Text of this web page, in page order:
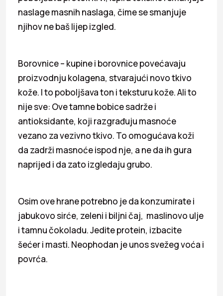
naslage masnih naslaga, čime se smanjuje
njihov ne baš lijep izgled.
Borovnice – kupine i borovnice povećavaju
proizvodnju kolagena, stvarajući novo tkivo
kože. I to poboljšava ton i teksturu kože. Ali to
nije sve: Ove tamne bobice sadrže i
antioksidante, koji razgrađuju masnoće
vezano za vezivno tkivo. To omogućava koži
da zadrži masnoće ispod nje, a ne da ih gura
naprijed i da zato izgledaju grubo.
Osim ove hrane potrebno je da konzumirate i
jabukovo sirće, zeleni i biljni čaj, maslinovo ulje
i tamnu čokoladu. Jedite protein, izbacite
šećer i masti. Neophodan je unos svežeg voća i
povrća.